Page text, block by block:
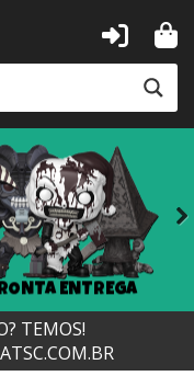
ENTREGA
Next
TEMOS!